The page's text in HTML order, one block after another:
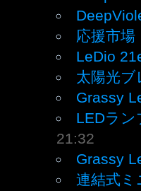
応援市
LeDio
太陽光ブ
Grassy
LEDラ
21:32
Grassy
連結式